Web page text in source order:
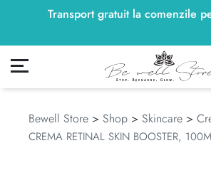
Transport gratuit la comenzile
250lei
meu
Bewell Store > Shop > Skincare >
CREMA RETINAL SKIN BOOSTER,